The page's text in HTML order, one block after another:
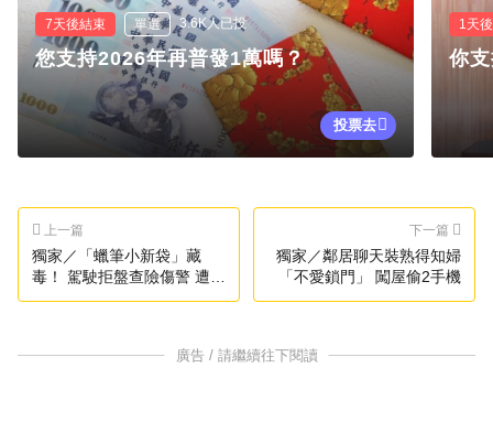
7天後結束 單選 3.6K人已投
您支持2026年再普發1萬嗎？
投票去
1天
你
上一篇
獨家／「蠟筆小新袋」藏
毒！ 駕駛拒盤查險傷警 遭拔
槍逮
下一篇
獨家／鄰居聊天裝熟得知婦
「不愛鎖門」 闖屋偷2手機
廣告 / 請繼續往下閱讀